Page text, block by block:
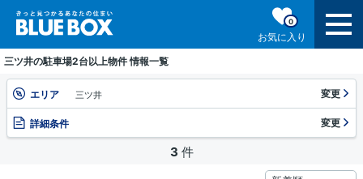
お気に入り
0
三ツ井の駐車場2台以上物件 情報一覧
エリア 三ツ井 変更
詳細条件 変更
3 件